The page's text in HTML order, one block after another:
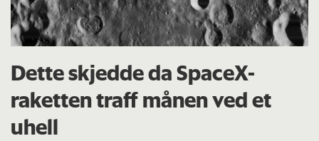
Dette skjedde da SpaceX-
raketten traff månen ved et
uhell